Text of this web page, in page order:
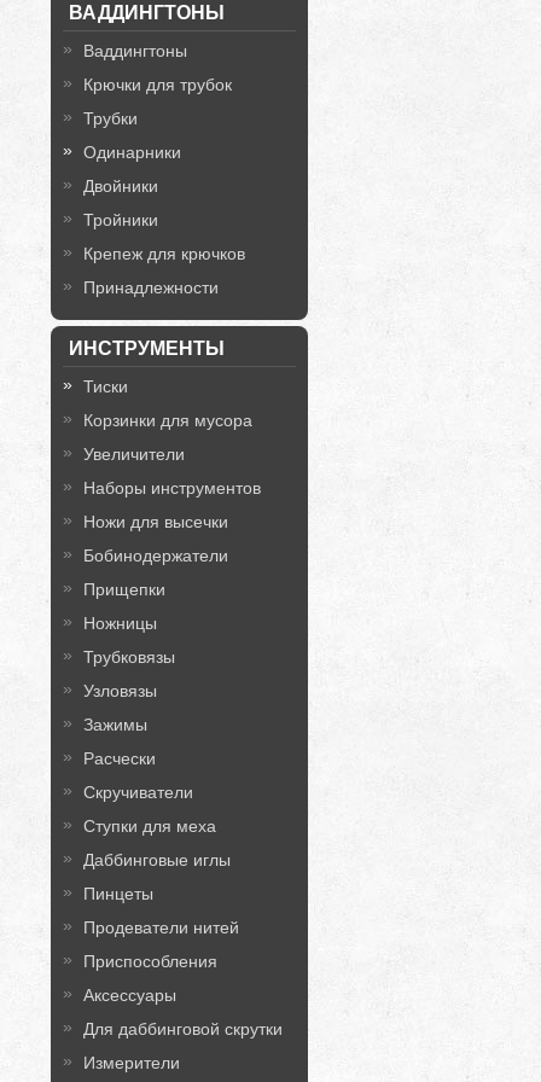
ВАДДИНГТОНЫ
Ваддингтоны
Крючки для трубок
Трубки
Одинарники
Двойники
Тройники
Крепеж для крючков
Принадлежности
ИНСТРУМЕНТЫ
Тиски
Корзинки для мусора
Увеличители
Наборы инструментов
Ножи для высечки
Бобинодержатели
Прищепки
Ножницы
Трубковязы
Узловязы
Зажимы
Расчески
Скручиватели
Ступки для меха
Даббинговые иглы
Пинцеты
Продеватели нитей
Приспособления
Аксессуары
Для даббинговой скрутки
Измерители